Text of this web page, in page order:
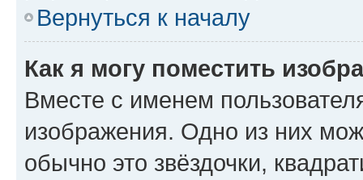
Вернуться к началу
Как я могу поместить
Вместе с именем
изображения. Одно из них
обычно это звёздочки,